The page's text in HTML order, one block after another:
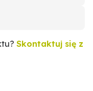
Skontaktuj się z